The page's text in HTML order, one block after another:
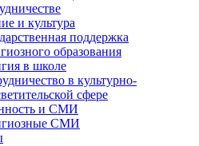
и культура
поддержка
образования
в школе
в культурно-
сфере
и СМИ
СМИ